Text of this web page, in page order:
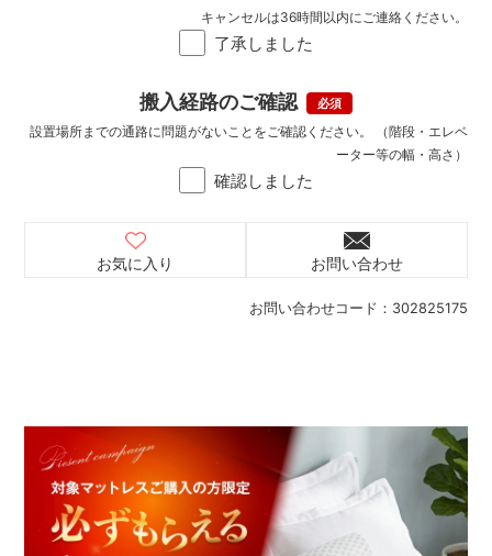
お問い合わせコード： 302825175
了承しました
キャンセルは36時間以内にご連絡ください。
搬入経路のご確認
確認しました
設置場所までの通路に問題がないことをご確認ください。 （階段・エレベ
ーター等の幅・高さ）
お気に入り お問い合わせ